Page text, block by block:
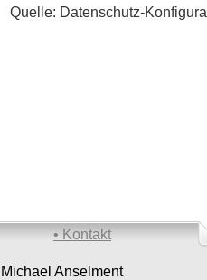
Quelle: Datenschutz-
• Kontakt
Michael Anselment